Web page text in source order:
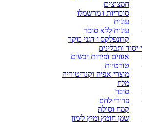
חמצוצים
סוכריות ו מרשמלו
עוגות
עוגות ללא סוכר
קרונפלקס ו דגני בוקר
יסוד ותבלינים
אגוזים ופירות יבשים
טורטיות
מוצרי אפיה וקנדיטוריה
מלח
סוכר
פרורי לחם
קמח וסולת
שמן חומץ ומיץ לימון